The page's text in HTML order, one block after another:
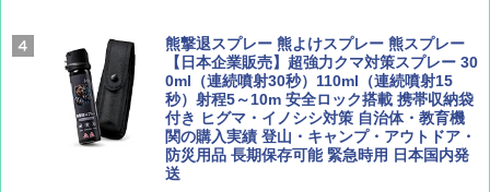
￥1,540
AIRLINE（エアライン）2026年9月号【特
集】ボーイング110周年を祝して！
ァキア 2026～2027 地球の歩き方A ヨーロッ
パ
￥2,277
新しい日本地理 地図・統計・移動から読み
解く (講談社現代新書)
￥5,999
[キャンパーズコレクション 山善] 傘みたいに
広げるだけ パッとサッとテント ブラックコ
ーティング フルクローズ メッシュ 3-4人用
簡単設置 ポップアップテント エクルベージ
ュ(BC仕様) PATC-150B(EB)
熊撃退スプレー 熊よけスプレー 熊スプレー
【日本企業販売】超強力クマ対策スプレー 30
0ml（連続噴射30秒）110ml（連続噴射15
秒）射程5～10m 安全ロック搭載 携帯収納袋
付き ヒグマ・イノシシ対策 自治体・教育機
関の購入実績 登山・キャンプ・アウトドア・
防災用品 長期保存可能 緊急時用 日本国内発
送